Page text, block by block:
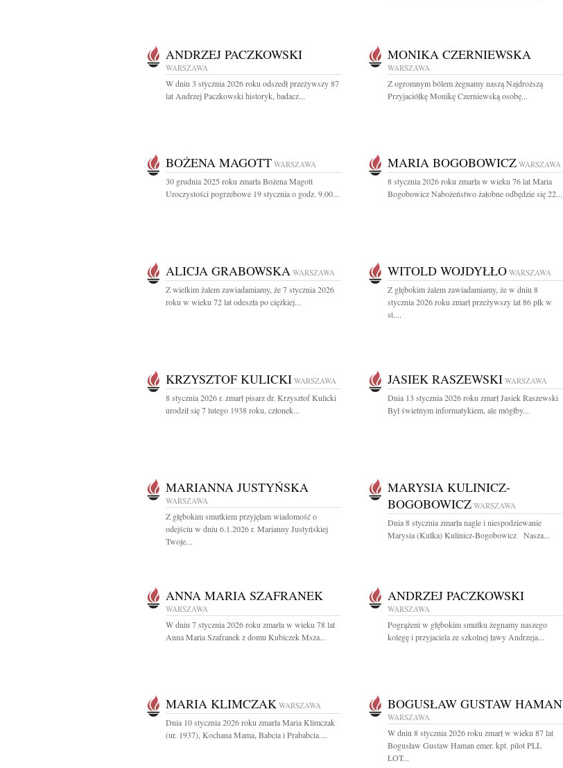
ANDRZEJ PACZKOWSKI
WARSZAWA
W dniu 3 stycznia 2026 roku odszedł przeżywszy 87
lat Andrzej Paczkowski historyk, badacz...
MONIKA CZERNIEWSKA
WARSZAWA
Z ogromnym bólem żegnamy naszą Najdroższą
Przyjaciółkę Monikę Czerniewską osobę...
BOŻENA MAGOTT WARSZAWA
30 grudnia 2025 roku zmarła Bożena Magott
Uroczystości pogrzebowe 19 stycznia o godz. 9.00...
MARIA BOGOBOWICZ WARSZAWA
8 stycznia 2026 roku zmarła w wieku 76 lat Maria
Bogobowicz Nabożeństwo żałobne odbędzie się 22...
ALICJA GRABOWSKA WARSZAWA
Z wielkim żalem zawiadamiamy, że 7 stycznia 2026
roku w wieku 72 lat odeszła po ciężkiej...
WITOLD WOJDYŁŁO WARSZAWA
Z głębokim żalem zawiadamiamy, że w dniu 8
stycznia 2026 roku zmarł przeżywszy lat 86 płk w
st....
KRZYSZTOF KULICKI WARSZAWA
8 stycznia 2026 r. zmarł pisarz dr. Krzysztof Kulicki
urodził się 7 lutego 1938 roku, członek...
JASIEK RASZEWSKI WARSZAWA
Dnia 13 stycznia 2026 roku zmarł Jasiek Raszewski
Był świetnym informatykiem, ale mógłby...
MARIANNA JUSTYŃSKA
WARSZAWA
Z głębokim smutkiem przyjęłam wiadomość o
odejściu w dniu 6.1.2026 r. Marianny Justyńskiej
Twoje...
MARYSIA KULINICZ-
BOGOBOWICZ WARSZAWA
Dnia 8 stycznia zmarła nagle i niespodziewanie
Marysia (Kulka) Kulinicz-Bogobowicz Nasza...
ANNA MARIA SZAFRANEK
WARSZAWA
W dniu 7 stycznia 2026 roku zmarła w wieku 78 lat
Anna Maria Szafranek z domu Kubiczek Msza...
ANDRZEJ PACZKOWSKI
WARSZAWA
Pogrążeni w głębokim smutku żegnamy naszego
kolegę i przyjaciela ze szkolnej ławy Andrzeja...
MARIA KLIMCZAK WARSZAWA
Dnia 10 stycznia 2026 roku zmarła Maria Klimczak
(ur. 1937), Kochana Mama, Babcia i Prababcia....
BOGUSŁAW GUSTAW HAMAN
WARSZAWA
W dniu 8 stycznia 2026 roku zmarł w wieku 87 lat
Bogusław Gustaw Haman emer. kpt. pilot PLL
LOT...